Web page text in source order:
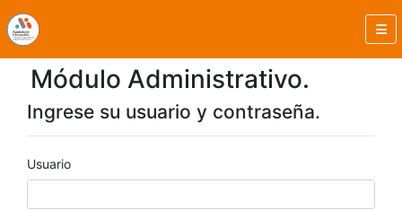
Módulo Administrativo.
Ingrese su usuario y contraseña.
Usuario